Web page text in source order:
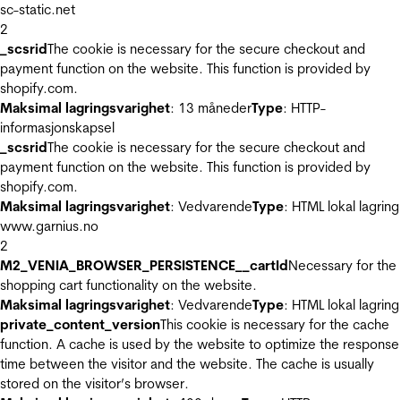
sc-static.net
2
_scsridThe cookie is necessary for the secure checkout and
payment function on the website. This function is provided by
shopify.com.
Maksimal lagringsvarighet: 13 månederType: HTTP-
informasjonskapsel
_scsridThe cookie is necessary for the secure checkout and
payment function on the website. This function is provided by
shopify.com.
Maksimal lagringsvarighet: VedvarendeType: HTML lokal lagring
www.garnius.no
2
M2_VENIA_BROWSER_PERSISTENCE__cartIdNecessary for the
shopping cart functionality on the website.
Maksimal lagringsvarighet: VedvarendeType: HTML lokal lagring
private_content_versionThis cookie is necessary for the cache
function. A cache is used by the website to optimize the response
time between the visitor and the website. The cache is usually
stored on the visitor’s browser.